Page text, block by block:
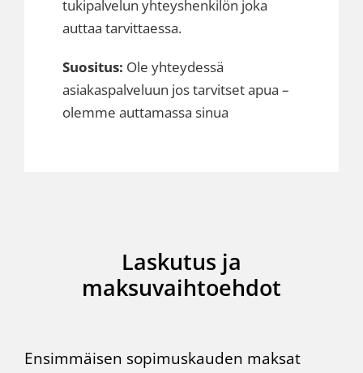
tukipalvelun yhteyshenkilön joka
auttaa tarvittaessa.
Suositus: Ole yhteydessä
asiakaspalveluun jos tarvitset apua –
olemme auttamassa sinua
Laskutus ja
maksuvaihtoehdot
Ensimmäisen sopimuskauden maksat